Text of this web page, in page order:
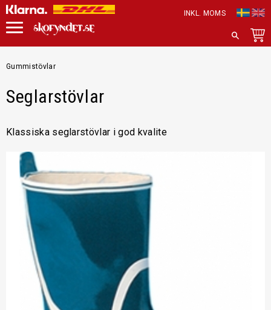
Meny
INKL. MOMS
SÖK
Gummistövlar
Seglarstövlar
Klassiska seglarstövlar i god kvalite